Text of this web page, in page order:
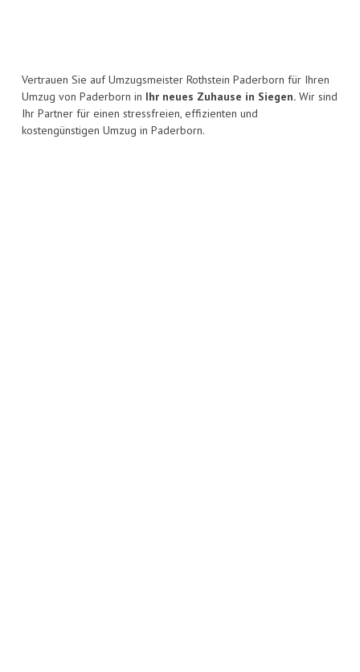
Vertrauen Sie auf Umzugsmeister Rothstein Paderborn für Ihren
Umzug von Paderborn in Ihr neues Zuhause in Siegen. Wir sind
Ihr Partner für einen stressfreien, effizienten und
kostengünstigen Umzug in Paderborn.